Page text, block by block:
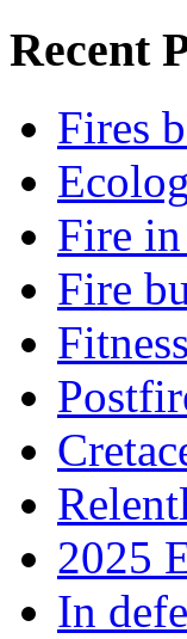
Recent
Fires
Fire
Fire
2025
In